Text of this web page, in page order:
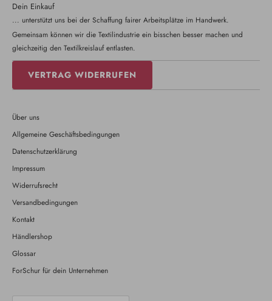
Dein Einkauf
... unterstützt uns bei der Schaffung fairer Arbeitsplätze im Handwerk.
Gemeinsam können wir die Textilindustrie ein bisschen besser machen und
gleichzeitig den Textilkreislauf entlasten.
VERTRAG WIDERRUFEN
Über uns
Allgemeine Geschäftsbedingungen
Datenschutzerklärung
Impressum
Widerrufsrecht
Versandbedingungen
Kontakt
Händlershop
Glossar
ForSchur für dein Unternehmen